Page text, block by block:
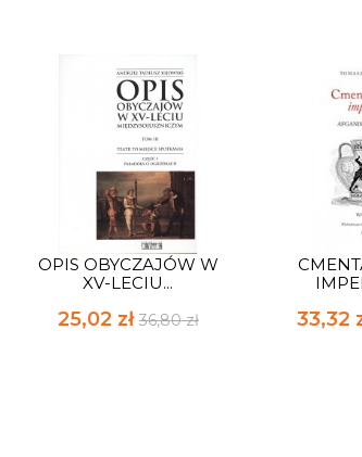
OPIS OBYCZAJÓW W
XV-LECIU...
25,02 zł 36,80 zł 33,32